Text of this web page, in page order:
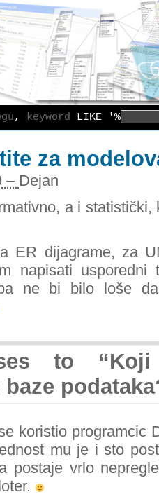
, keyword LIKE '%
za
– Dejan
a i
ER dijagrame, za
napisati
ne bi bilo loše
to
koristio programcic
mu je i sto
postaje vrlo